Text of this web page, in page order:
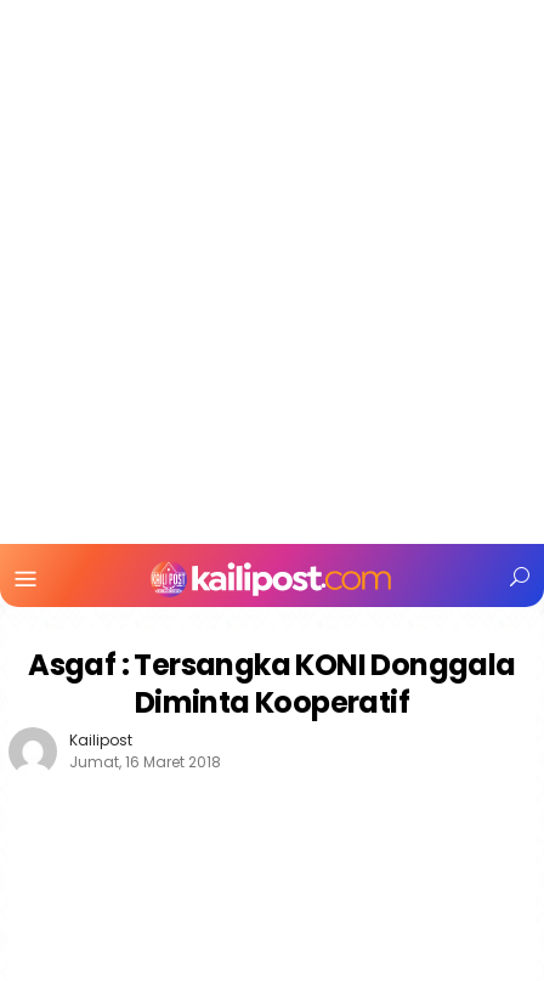
Mobile
Asgaf : Tersangka KONI Donggala
Diminta Kooperatif
Kailipost
Jumat, 16 Maret 2018